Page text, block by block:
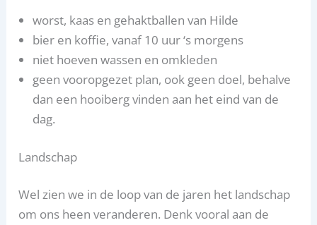
worst, kaas en gehaktballen van Hilde
bier en koffie, vanaf 10 uur ‘s morgens
niet hoeven wassen en omkleden
geen vooropgezet plan, ook geen doel, behalve
dan een hooiberg vinden aan het eind van de
dag.
Landschap
Wel zien we in de loop van de jaren het landschap
om ons heen veranderen. Denk vooral aan de